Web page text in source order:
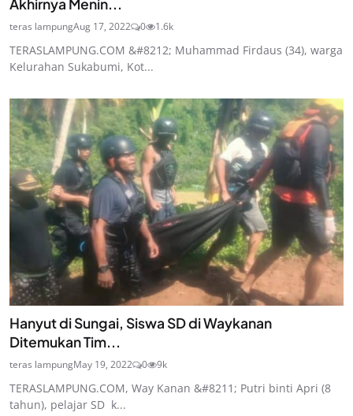
Akhirnya Menin...
teras lampungAug 17, 2022 0 1.6k
TERASLAMPUNG.COM &#8212; Muhammad Firdaus (34), warga
Kelurahan Sukabumi, Kot...
Hanyut di Sungai, Siswa SD di Waykanan
Ditemukan Tim...
teras lampungMay 19, 2022 0 9k
TERASLAMPUNG.COM, Way Kanan &#8211; Putri binti Apri (8
tahun), pelajar SD k...